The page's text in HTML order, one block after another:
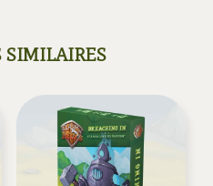
SIMILAIRES